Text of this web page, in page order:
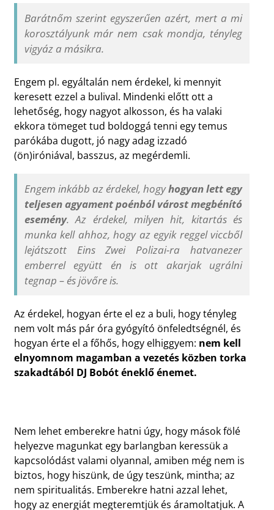
Barátnőm szerint egyszerűen azért, mert a mi
korosztályunk már nem csak mondja, tényleg
vigyáz a másikra.
Engem pl. egyáltalán nem érdekel, ki mennyit
keresett ezzel a bulival. Mindenki előtt ott a
lehetőség, hogy nagyot alkosson, és ha valaki
ekkora tömeget tud boldoggá tenni egy temus
parókába dugott, jó nagy adag izzadó
(ön)iróniával, basszus, az megérdemli.
Engem inkább az érdekel, hogyhogyan lett egy
teljesen agyament poénból várost megbénító
esemény. Az érdekel, milyen hit, kitartás és
munka kell ahhoz, hogy az egyik reggel viccből
lejátszott Eins Zwei Polizai-ra hatvanezer
emberrel együtt én is ott akarjak ugrálni
tegnap – és jövőre is.
Az érdekel, hogyan érte el ez a buli, hogy tényleg
nem volt más pár óra gyógyító önfeledtségnél, és
hogyan érte el a főhős, hogy elhiggyem: nem kell
elnyomnom magamban a vezetés közben torka
szakadtából DJ Bobót éneklő énemet.
Nem lehet emberekre hatni úgy, hogy mások fölé
helyezve magunkat egy barlangban keressük a
kapcsolódást valami olyannal, amiben még nem is
biztos, hogy hiszünk, de úgy teszünk, mintha; az
nem spiritualitás. Emberekre hatni azzal lehet,
hogy az energiát megteremtjük és áramoltatjuk. A